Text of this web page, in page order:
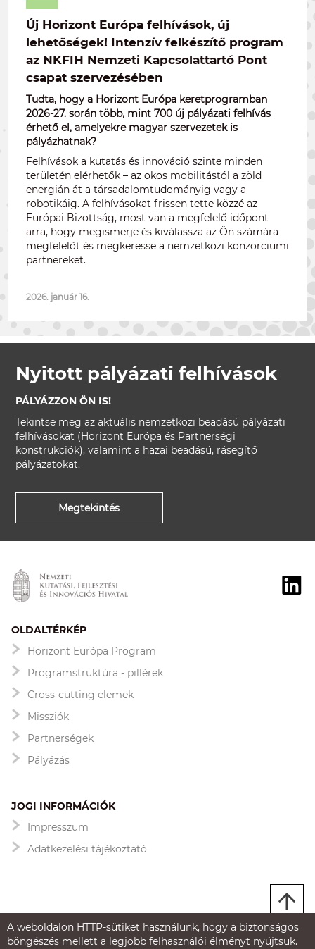
Új Horizont Európa felhívások, új
lehetőségek! Intenzív felkészítő program
az NKFIH Nemzeti Kapcsolattartó Pont
csapat szervezésében
Tudta, hogy a Horizont Európa keretprogramban
2026-27. során több, mint 700 új pályázati felhívás
érhető el, amelyekre magyar szervezetek is
pályázhatnak?
Felhívások a kutatás és innováció szinte minden
területén elérhetők – az okos mobilitástól a zöld
energián át a társadalomtudományig vagy a
robotikáig. A felhívásokat frissen tette közzé az
Európai Bizottság, most van a megfelelő időpont
arra, hogy megismerje és kiválassza az Ön számára
megfelelőt és megkeresse a nemzetközi konzorciumi
partnereket.
2026. január 16.
Nyitott pályázati felhívások
PÁLYÁZZON ÖN IS!
Tekintse meg az aktuális nemzetközi beadású pályázati
felhívásokat (Horizont Európa és Partnerségi
konstrukciók), valamint a hazai beadású, rásegítő
pályázatokat.
Megtekintés
OLDALTÉRKÉP
Horizont Európa Program
Programstruktúra - pillérek
Cross-cutting elemek
Missziók
Partnerségek
Pályázás
JOGI INFORMÁCIÓK
Impresszum
Adatkezelési tájékoztató
A weboldalon HTTP-sütiket használunk, hogy a biztonságos
böngészés mellett a legjobb felhasználói élményt nyújtsuk.